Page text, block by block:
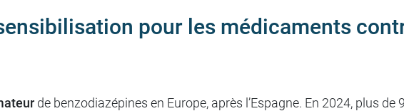
pour les médicaments
de benzodiazépines en Europe, après l’Espagne. En 2024, plus